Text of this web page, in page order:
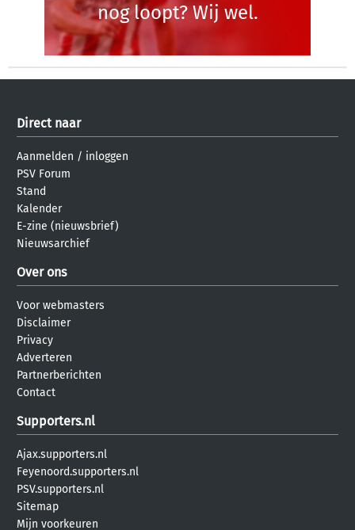
nog loopt? Wij wel.
Direct naar
Aanmelden / inloggen
PSV Forum
Stand
Kalender
E-zine (nieuwsbrief)
Nieuwsarchief
Over ons
Voor webmasters
Disclaimer
Privacy
Adverteren
Partnerberichten
Contact
Supporters.nl
Ajax.supporters.nl
Feyenoord.supporters.nl
PSV.supporters.nl
Sitemap
Mijn voorkeuren